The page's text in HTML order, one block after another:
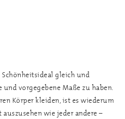
gleich und
vorgegebene Maße zu haben.
Körper kleiden, ist es wiederum
wie jeder andere –